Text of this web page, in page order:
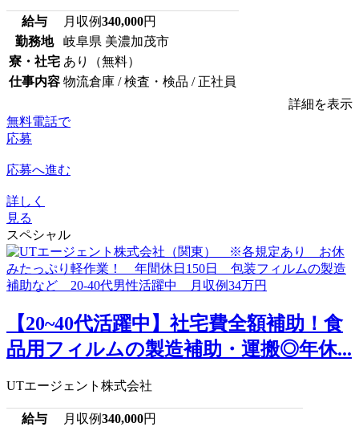
給与 月収例340,000円
勤務地
岐阜県 美濃加茂市
寮・社宅 あり（無料）
仕事内容 物流倉庫 / 検査・検品 / 正社員
詳細を表示
無料電話で
応募
応募へ進む
詳しく
見る
スペシャル
【20~40代活躍中】社宅費全額補助！食
品用フィルムの製造補助・運搬◎年休...
UTエージェント株式会社
給与 月収例340,000円